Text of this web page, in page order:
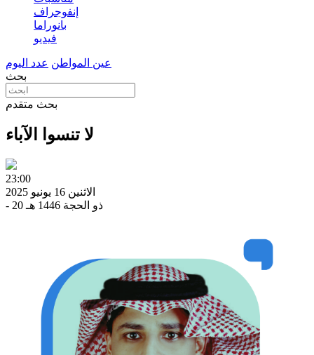
إنفوجراف
بانوراما
فيديو
عين المواطن عدد اليوم
بحث
بحث متقدم
لا تنسوا الآباء
23:00
الاثنين 16 يونيو 2025
- 20 ذو الحجة 1446 هـ